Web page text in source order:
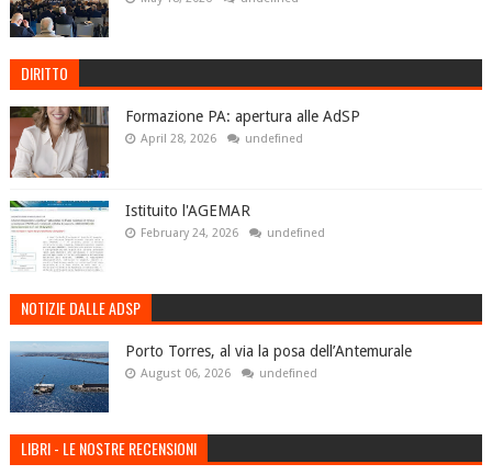
DIRITTO
Formazione PA: apertura alle AdSP
April 28, 2026 undefined
Istituito l'AGEMAR
February 24, 2026 undefined
NOTIZIE DALLE ADSP
Porto Torres, al via la posa dell’Antemurale
August 06, 2026 undefined
LIBRI - LE NOSTRE RECENSIONI